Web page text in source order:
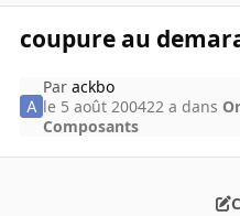
coupure au
Parackbo
le 5 août 200422 a dans
Composants